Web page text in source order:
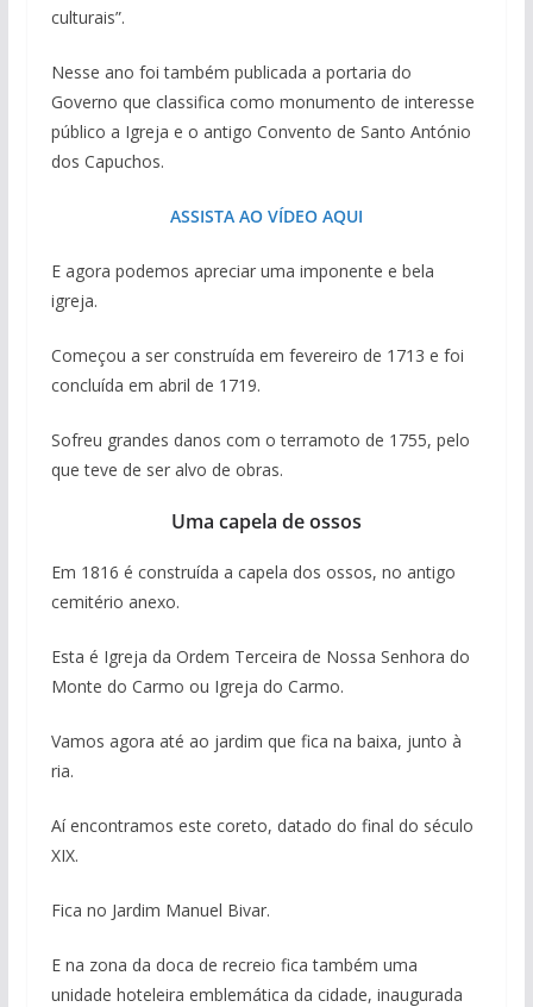
culturais”.
Nesse ano foi também publicada a portaria do
Governo que classifica como monumento de interesse
público a Igreja e o antigo Convento de Santo António
dos Capuchos.
ASSISTA AO VÍDEO AQUI
E agora podemos apreciar uma imponente e bela
igreja.
Começou a ser construída em fevereiro de 1713 e foi
concluída em abril de 1719.
Sofreu grandes danos com o terramoto de 1755, pelo
que teve de ser alvo de obras.
Uma capela de ossos
Em 1816 é construída a capela dos ossos, no antigo
cemitério anexo.
Esta é Igreja da Ordem Terceira de Nossa Senhora do
Monte do Carmo ou Igreja do Carmo.
Vamos agora até ao jardim que fica na baixa, junto à
ria.
Aí encontramos este coreto, datado do final do século
XIX.
Fica no Jardim Manuel Bivar.
E na zona da doca de recreio fica também uma
unidade hoteleira emblemática da cidade, inaugurada